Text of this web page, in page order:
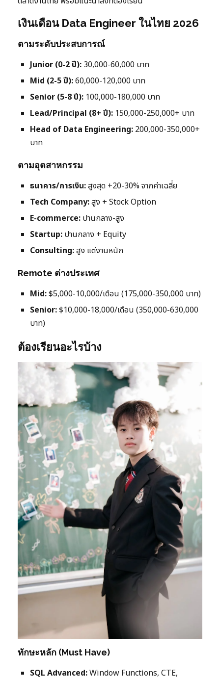
เงินเดือน Data Engineer ในไทย 2026
ตามระดับประสบการณ์
Junior (0-2 ปี): 30,000-60,000 บาท
Mid (2-5 ปี):60,000-120,000 บาท
Senior (5-8 ปี): 100,000-180,000 บาท
Lead/Principal (8+ ปี): 150,000-250,000+ บาท
Head of Data Engineering: 200,000-350,000+
บาท
ตามอุตสาหกรรม
ธนาคาร/การเงิน:สูงสุด +20-30% จากค่าเฉลี่ย
Tech Company:สูง + Stock Option
E-commerce: ปานกลาง-สูง
Startup: ปานกลาง + Equity
Consulting:สูง แต่งานหนัก
Remote ต่างประเทศ
Mid:$5,000-10,000/เดือน (175,000-350,000 บาท)
Senior:$10,000-18,000/เดือน (350,000-630,000
บาท)
ต้องเรียนอะไรบ้าง
ทักษะหลัก (Must Have)
SQL Advanced:Window Functions, CTE,